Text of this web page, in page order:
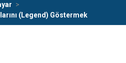
(Legend) Göstermek